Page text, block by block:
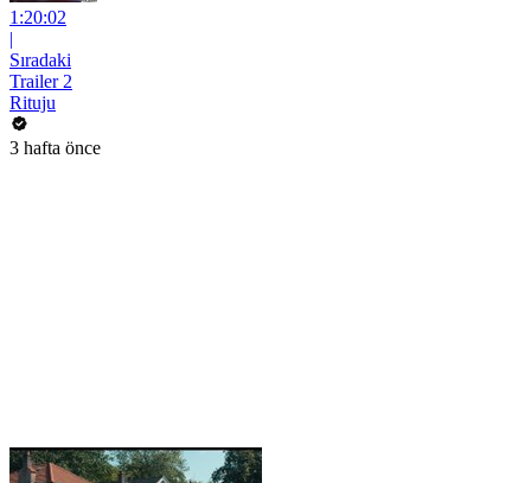
1:20:02
|
Sıradaki
Trailer 2
Rituju
3 hafta önce